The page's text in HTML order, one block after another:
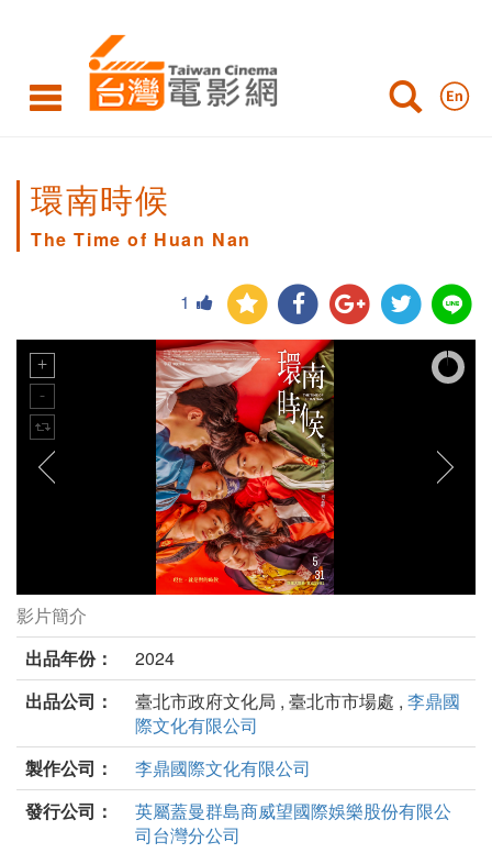
環南時候
The Time of Huan Nan
1
環南時候劇照
影片簡介
出品年份：
2024
出品公司：
臺北市政府文化局 , 臺北市市場處 , 李鼎國
際文化有限公司
製作公司：
李鼎國際文化有限公司
發行公司：
英屬蓋曼群島商威望國際娛樂股份有限公
司台灣分公司